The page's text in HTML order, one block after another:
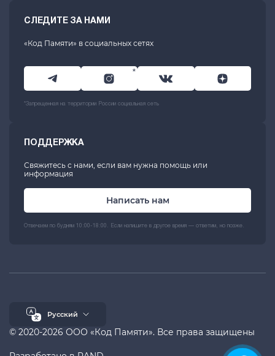
СЛЕДИТЕ ЗА НАМИ
«Код Памяти» в социальных сетях
*
*Запрещенная на территории России социальная сеть
ПОДДЕРЖКА
Свяжитесь с нами, если вам нужна помощь или
информация
Написать нам
Отвечаем по будням 10:00-18:00. Если напишите в другое время — ответим, но позже.
© 2020-2026 ООО «Код Памяти». Все права защищены
Русский